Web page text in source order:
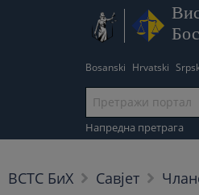
Bosanski Hrvatski
Напредна претрага
ВСТС БиХ Савјет